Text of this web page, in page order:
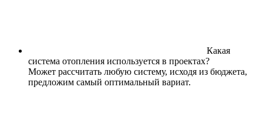
Какая
система отопления используется в проектах?
Может рассчитать любую систему, исходя из бюджета,
предложим самый оптимальный вариат.